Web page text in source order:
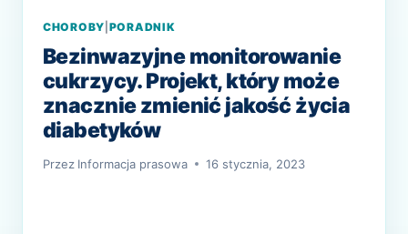
CHOROBY PORADNIK
Bezinwazyjne monitorowanie
cukrzycy. Projekt, który może
znacznie zmienić jakość życia
diabetyków
Przez Informacja prasowa 16 stycznia, 2023